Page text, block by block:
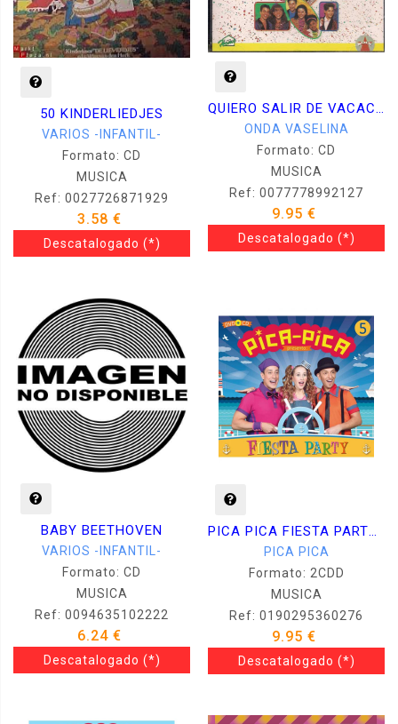
50 KINDERLIEDJES
VARIOS -INFANTIL-
Formato: CD
MUSICA
Ref: 0027726871929
3.58 €
Descatalogado (*)
QUIERO SALIR DE VACACIONES
ONDA VASELINA
Formato: CD
MUSICA
Ref: 0077778992127
9.95 €
Descatalogado (*)
BABY BEETHOVEN
VARIOS -INFANTIL-
Formato: CD
MUSICA
Ref: 0094635102222
6.24 €
Descatalogado (*)
PICA PICA FIESTA PARTY -CD + DVD-
PICA PICA
Formato: 2CDD
MUSICA
Ref: 0190295360276
9.95 €
Descatalogado (*)